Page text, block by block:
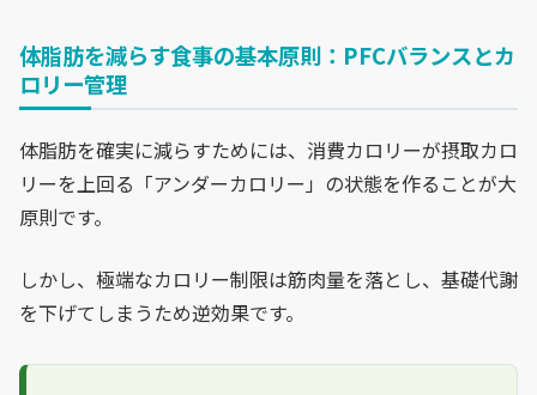
体脂肪を減らす食事の基本原則：PFCバランスとカ
ロリー管理
体脂肪を確実に減らすためには、消費カロリーが摂取カロ
リーを上回る「アンダーカロリー」の状態を作ることが大
原則です。
しかし、極端なカロリー制限は筋肉量を落とし、基礎代謝
を下げてしまうため逆効果です。